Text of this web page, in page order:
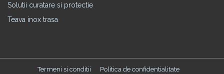
Solutii curatare si protectie
Teava inox trasa
Termeni si conditii Politica de confidentialitate